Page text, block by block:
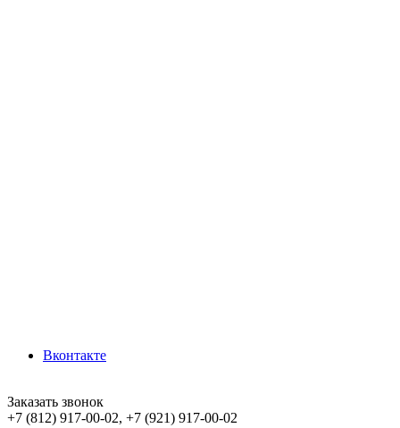
Вконтакте
Заказать звонок
+7 (812) 917-00-02, +7 (921) 917-00-02